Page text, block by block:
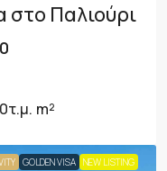
στο Παλιούρι
m²
GOLDEN VISA NEW LISTING